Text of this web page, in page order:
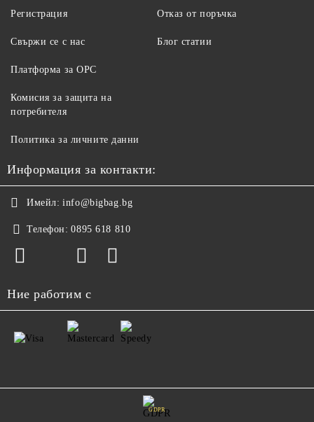
Регистрация
Свържи се с нас
Отказ от поръчка
Блог статии
Платформа за ОРС
Комисия за защита на
потребителя
Политика за личните данни
Информация за контакти:
Имейл: info@bigbag.bg
Телефон: 0895 618 810
Ние работим с
GDPR